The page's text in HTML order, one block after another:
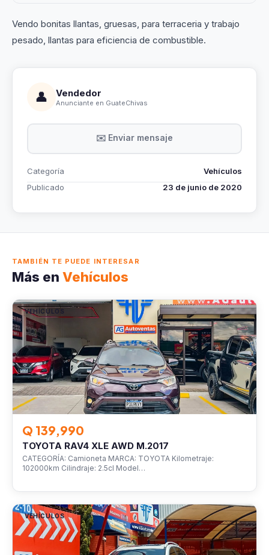
Vendo bonitas llantas, gruesas, para terraceria y trabajo
pesado, llantas para eficiencia de combustible.
👤 Vendedor
Anunciante en GuateChivas
✉️ Enviar mensaje
Categoría
Vehículos
Publicado
23 de junio de 2020
TAMBIÉN TE PUEDE INTERESAR
Más en Vehículos
VEHÍCULOS
Q 139,990
TOYOTA RAV4 XLE AWD M.2017
CATEGORÍA: Camioneta MARCA: TOYOTA Kilometraje:
102000km Cilindraje: 2.5cl Model…
VEHÍCULOS